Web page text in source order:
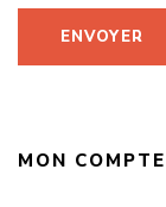
MON COMPTE